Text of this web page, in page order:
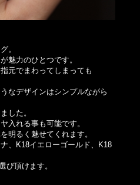
。
魅力のひとつです。
元でまわってしまっても
なデザインはシンプルながら
した。
入れる事も可能です。
明るく魅せてくれます。
、K18イエローゴールド、K18
び頂けます。